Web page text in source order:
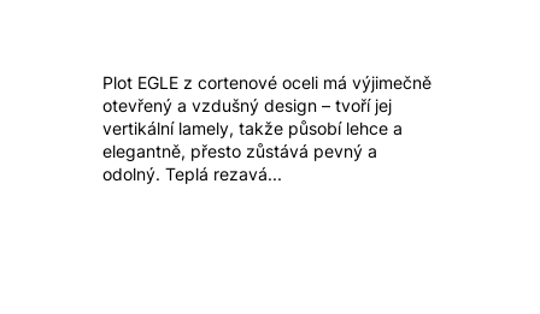
Plot EGLE z cortenové oceli má výjimečně
otevřený a vzdušný design – tvoří jej
vertikální lamely, takže působí lehce a
elegantně, přesto zůstává pevný a
odolný. Teplá rezavá...